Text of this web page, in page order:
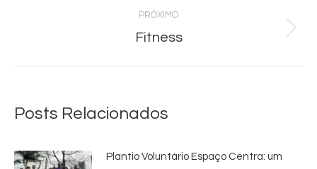
PRÓXIMO
Próximo
Fitness
Posts Relacionados
Plantio Voluntário Espaço Centra: um